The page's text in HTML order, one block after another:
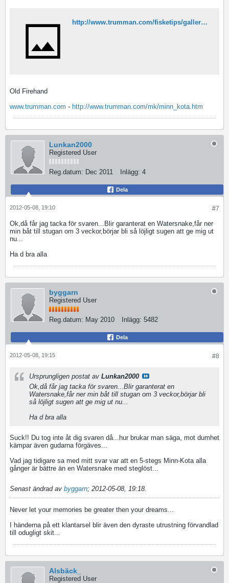
http://www.trumman.com/fisketips/galleri_34.htm
Old Firehand
www.trumman.com - http://www.trumman.com/mk/minn_kota.htm
Lunkan2000
Registered User
Reg.datum: Dec 2011 Inlägg: 4
Dela
#7
2012-05-08, 19:10
Ok,då får jag tacka för svaren...Blir garanterat en Watersnake,får ner
min båt till stugan om 3 veckor,börjar bli så löjligt sugen att ge mig ut
nu...
Ha d bra alla
byggarn
Registered User
Reg.datum: May 2010 Inlägg: 5482
Dela
#8
2012-05-08, 19:15
Ursprungligen postat av Lunkan2000
Ok,då får jag tacka för svaren...Blir garanterat en
Watersnake,får ner min båt till stugan om 3 veckor,börjar bli
så löjligt sugen att ge mig ut nu...
Ha d bra alla
Suck!! Du tog inte åt dig svaren då...hur brukar man säga, mot dumhet
kämpar även gudarna förgäves...
Vad jag tidigare sa med mitt svar var att en 5-stegs Minn-Kota alla
gånger är bättre än en Watersnake med steglöst...
Senast ändrad av byggarn; 2012-05-08, 19:18.
Never let your memories be greater then your dreams...
I händerna på ett klantarsel blir även den dyraste utrustning förvandlad
till odugligt skit...
Alsbäck_
Registered User